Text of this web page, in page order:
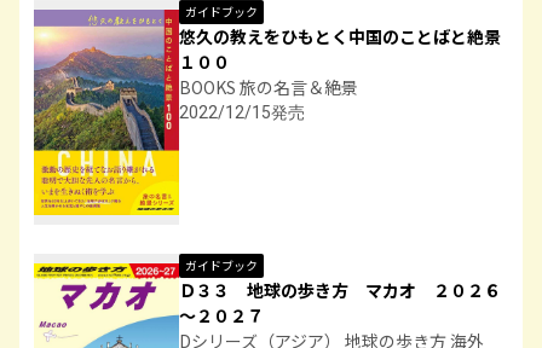
ガイドブック
悠久の教えをひもとく中国のことばと絶景
１００
BOOKS 旅の名言＆絶景
2022/12/15発売
ガイドブック
Ｄ３３ 地球の歩き方 マカオ ２０２６
～２０２７
Dシリーズ（アジア） 地球の歩き方 海外